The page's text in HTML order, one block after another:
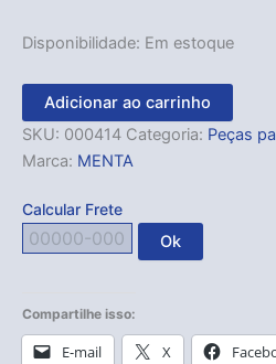
Disponibilidade: Em estoque
Adicionar ao carrinho
SKU: 000414 Categoria: Peças
Marca: MENTA
Calcular Frete
Ok
Compartilhe isso:
E-mail X